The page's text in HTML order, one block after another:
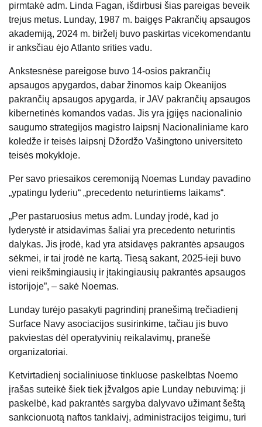
pirmtakė adm. Linda Fagan, išdirbusi šias pareigas beveik
trejus metus. Lunday, 1987 m. baigęs Pakrančių apsaugos
akademiją, 2024 m. birželį buvo paskirtas vicekomendantu
ir anksčiau ėjo Atlanto srities vadu.
Ankstesnėse pareigose buvo 14-osios pakrančių
apsaugos apygardos, dabar žinomos kaip Okeanijos
pakrančių apsaugos apygarda, ir JAV pakrančių apsaugos
kibernetinės komandos vadas. Jis yra įgijęs nacionalinio
saugumo strategijos magistro laipsnį Nacionaliniame karo
koledže ir teisės laipsnį Džordžo Vašingtono universiteto
teisės mokykloje.
Per savo priesaikos ceremoniją Noemas Lunday pavadino
„ypatingu lyderiu“ „precedento neturintiems laikams“.
„Per pastaruosius metus adm. Lunday įrodė, kad jo
lyderystė ir atsidavimas šaliai yra precedento neturintis
dalykas. Jis įrodė, kad yra atsidavęs pakrantės apsaugos
sėkmei, ir tai įrodė ne kartą. Tiesą sakant, 2025-ieji buvo
vieni reikšmingiausių ir įtakingiausių pakrantės apsaugos
istorijoje”, – sakė Noemas.
Lunday turėjo pasakyti pagrindinį pranešimą trečiadienį
Surface Navy asociacijos susirinkime, tačiau jis buvo
pakviestas dėl operatyvinių reikalavimų, pranešė
organizatoriai.
Ketvirtadienį socialiniuose tinkluose paskelbtas Noemo
įrašas suteikė šiek tiek įžvalgos apie Lunday nebuvimą: ji
paskelbė, kad pakrantės sargyba dalyvavo užimant šeštą
sankcionuotą naftos tanklaivį, administracijos teigimu, turi